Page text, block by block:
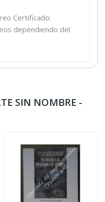
Certificado:
dependiendo del
SIN NOMBRE -